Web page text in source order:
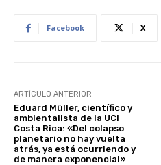
Facebook X
ARTÍCULO ANTERIOR
Eduard Müller, científico y
ambientalista de la UCI
Costa Rica: «Del colapso
planetario no hay vuelta
atrás, ya está ocurriendo y
de manera exponencial»